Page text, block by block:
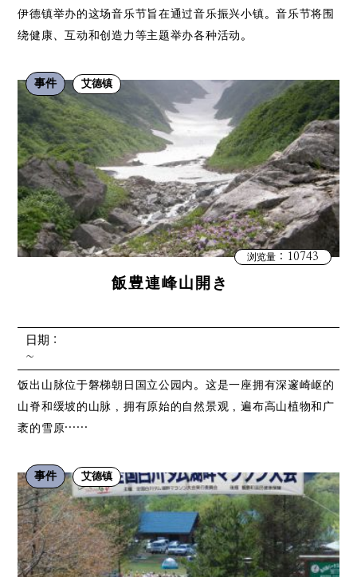
伊德镇举办的这场音乐节旨在通过音乐振兴小镇。音乐节将围
绕健康、互动和创造力等主题举办各种活动。
事件 艾德镇
浏览量：10743
飯豊連峰山開き
日期：
~
饭出山脉位于磐梯朝日国立公园内。这是一座拥有深邃崎岖的
山脊和缓坡的山脉，拥有原始的自然景观，遍布高山植物和广
袤的雪原……
事件 艾德镇